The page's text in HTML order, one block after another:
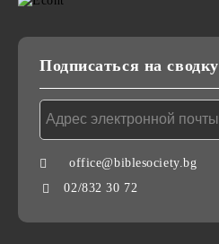
Подписаться на сводку
office@biblesociety.bg
02/832 30 72